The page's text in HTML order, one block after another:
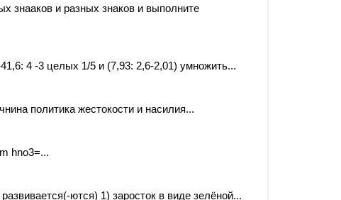
знааков и разных знаков и выполните
4 -3 целых 1/5 и (7,93: 2,6-2,01) умножить...
политика жестокости и насилия...
hno3=...
ются) 1) заросток в виде зелёной...